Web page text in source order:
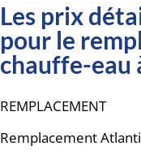
Les prix
pour le
chauffe-eau
REMPLACEMENT
Remplacement